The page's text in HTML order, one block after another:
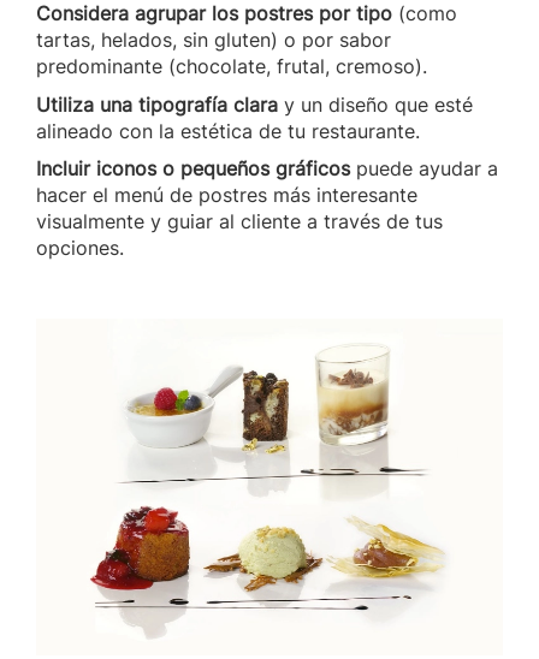
Considera agrupar los postres por tipo (como
tartas, helados, sin gluten) o por sabor
predominante (chocolate, frutal, cremoso).
Utiliza una tipografía clara y un diseño que esté
alineado con la estética de tu restaurante.
Incluir iconos o pequeños gráficospuede ayudar a
hacer el menú de postres más interesante
visualmente y guiar al cliente a través de tus
opciones.